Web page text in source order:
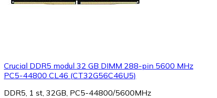
Crucial DDR5 modul 32 GB DIMM 288-pin 5600 MHz
PC5-44800 CL46 (CT32G56C46U5)
DDR5, 1 st, 32GB, PC5-44800/5600MHz